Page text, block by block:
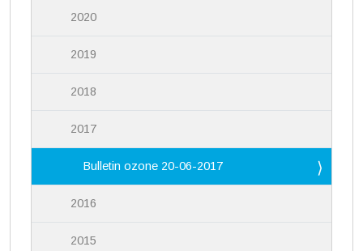
2020
2019
2018
2017
Bulletin ozone 20-06-2017
2016
2015